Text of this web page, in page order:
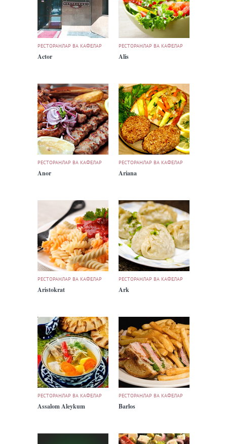
РЕСТОРАНЛАР ВА КАФЕЛАР
Actor
РЕСТОРАНЛАР ВА КАФЕЛАР
Alis
РЕСТОРАНЛАР ВА КАФЕЛАР
Anor
РЕСТОРАНЛАР ВА КАФЕЛАР
Ariana
РЕСТОРАНЛАР ВА КАФЕЛАР
Aristokrat
РЕСТОРАНЛАР ВА КАФЕЛАР
Ark
РЕСТОРАНЛАР ВА КАФЕЛАР
Assalom Aleykum
РЕСТОРАНЛАР ВА КАФЕЛАР
Barlos